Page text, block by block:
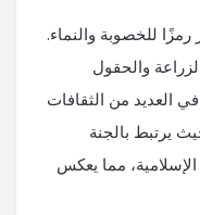
رمزًا للخصوبة والنماء.
والحقول
العديد من الثقافات
يرتبط بالجنة
مما يعكس